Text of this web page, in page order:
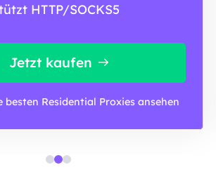
HTTP/SOCKS5
Jetzt kaufen
besten Residential Proxies ansehen